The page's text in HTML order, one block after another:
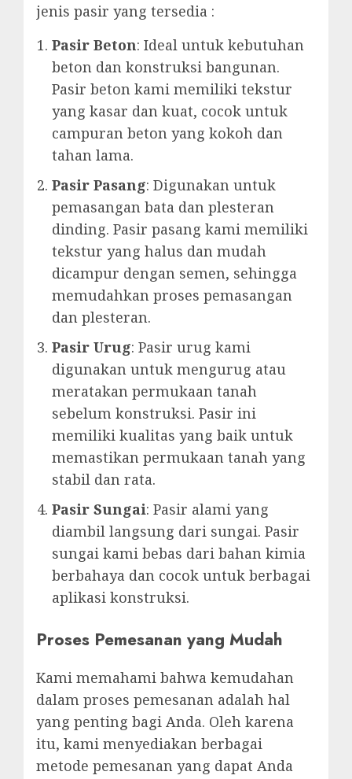
jenis pasir yang tersedia :
Pasir Beton: Ideal untuk kebutuhan
beton dan konstruksi bangunan.
Pasir beton kami memiliki tekstur
yang kasar dan kuat, cocok untuk
campuran beton yang kokoh dan
tahan lama.
Pasir Pasang: Digunakan untuk
pemasangan bata dan plesteran
dinding. Pasir pasang kami memiliki
tekstur yang halus dan mudah
dicampur dengan semen, sehingga
memudahkan proses pemasangan
dan plesteran.
Pasir Urug: Pasir urug kami
digunakan untuk mengurug atau
meratakan permukaan tanah
sebelum konstruksi. Pasir ini
memiliki kualitas yang baik untuk
memastikan permukaan tanah yang
stabil dan rata.
Pasir Sungai: Pasir alami yang
diambil langsung dari sungai. Pasir
sungai kami bebas dari bahan kimia
berbahaya dan cocok untuk berbagai
aplikasi konstruksi.
Proses Pemesanan yang Mudah
Kami memahami bahwa kemudahan
dalam proses pemesanan adalah hal
yang penting bagi Anda. Oleh karena
itu, kami menyediakan berbagai
metode pemesanan yang dapat Anda